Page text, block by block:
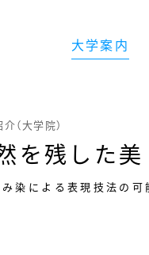
大学案内
（大学院）
を残した美
染による表現技法の可